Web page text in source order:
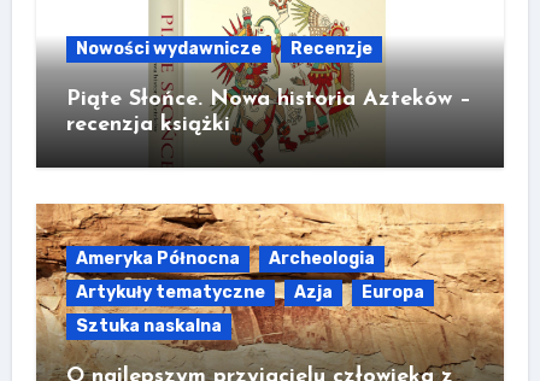
Nowości wydawnicze Recenzje
Piąte Słońce. Nowa historia Azteków –
recenzja książki
Ameryka Północna
Archeologia
Artykuły tematyczne
Azja
Europa
Sztuka naskalna
O najlepszym przyjacielu człowieka z